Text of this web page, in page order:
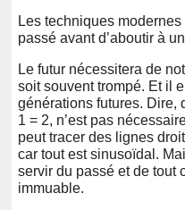
Les techniques
passé avant d’aboutir à
Le futur nécessitera de
soit souvent trompé. Et il
générations futures. Dire,
1 = 2, n’est pas
peut tracer des lignes
car tout est sinusoïdal.
servir du passé et de tout
immuable.